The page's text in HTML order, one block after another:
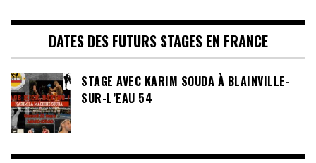
DATES DES FUTURS STAGES EN FRANCE
STAGE AVEC KARIM SOUDA À BLAINVILLE-
SUR-L’EAU 54